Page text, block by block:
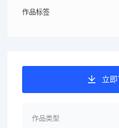
作品标签
立
作品类型